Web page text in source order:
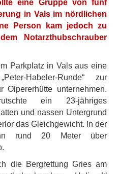
eine Gruppe von fünf
in Vals im nördlichen
Person kam jedoch zu
Notarzthubschrauber
Parkplatz in Vals aus eine
Habeler-Runde“ zur
Olpererhütte unternehmen.
ein 23-jähriges
und nassen Untergrund
das Gleichgewicht. In der
rund 20 Meter über
die Bergrettung Gries am